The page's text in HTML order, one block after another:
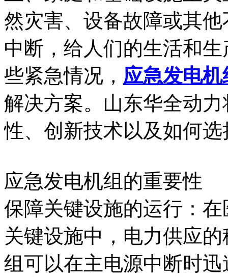
然灾害、设备故障或其
中断，给人们的生活和
些紧急情况， 应急发电机
解决方案。山东华全动
性、创新技术以及如何
应急发电机组的重要性
保障关键设施的运行：
关键设施中，电力供应
组可以在主电源中断时